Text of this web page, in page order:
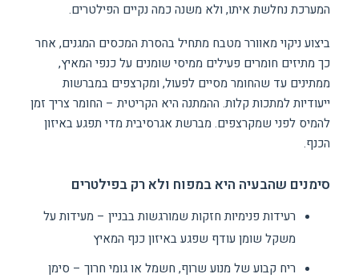
המערכת נחלשת איתו, ולא משנה כמה נקיים הפילטרים.
ביצוע ניקוי מאוורר מטבח מתחיל בהסרת המכסים המגנים, אחר
כך מתיזים חומרים פעילים ממיסי שומנים על כנפי המאיץ,
ממתינים עד שהחומר מסיים לפעול, ומקרצפים במברשות
ייעודיות למתכות קלות. ההמתנה היא הקריטית – החומר צריך זמן
להמיס לפני שמקרצפים. מברשת אגרסיבית מדי תפגע באיזון
הכנף.
סימנים שהבעיה היא במפוח ולא רק בפילטרים
רעידות פנימיות חזקות שמורגשות בבניין – מעידות על
משקל שומן עודף שפגע באיזון כנף המאיץ
ריח קבוע של מנוע שרוף, חשמל או גומי חרוך – סימן